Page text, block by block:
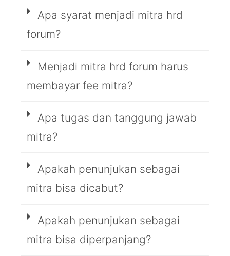
Apa syarat menjadi mitra hrd
forum?
Menjadi mitra hrd forum harus
membayar fee mitra?
Apa tugas dan tanggung jawab
mitra?
Apakah penunjukan sebagai
mitra bisa dicabut?
Apakah penunjukan sebagai
mitra bisa diperpanjang?